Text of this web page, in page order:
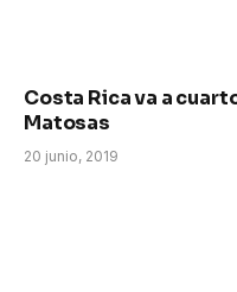
Costa Rica va a
Matosas
20 junio, 2019